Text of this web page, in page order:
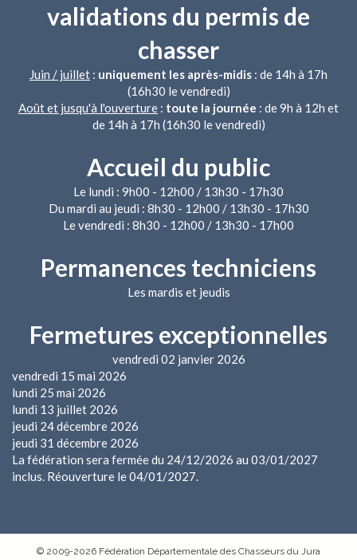
validations du permis de
chasser
Juin / juillet : uniquement les après-midis : de 14h à 17h
(16h30 le vendredi)
Août et jusqu'à l'ouverture : toute la journée : de 9h à 12h et
de 14h à 17h (16h30 le vendredi)
Accueil du public
Le lundi : 9h00 - 12h00 / 13h30 - 17h30
Du mardi au jeudi : 8h30 - 12h00 / 13h30 - 17h30
Le vendredi : 8h30 - 12h00 / 13h30 - 17h00
Permanences techniciens
Les mardis et jeudis
Fermetures exceptionnelles
vendredi 02 janvier 2026
vendredi 15 mai 2026
lundi 25 mai 2026
lundi 13 juillet 2026
jeudi 24 décembre 2026
jeudi 31 décembre 2026
La fédération sera fermée du 24/12/2026 au 03/01/2027
inclus. Réouverture le 04/01/2027.
© 2009-2026 Fédération Départementale des Chasseurs du Jura